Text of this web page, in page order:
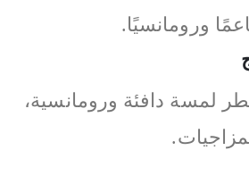
ورومانسيًا.
لمسة دافئة ورومانسية،